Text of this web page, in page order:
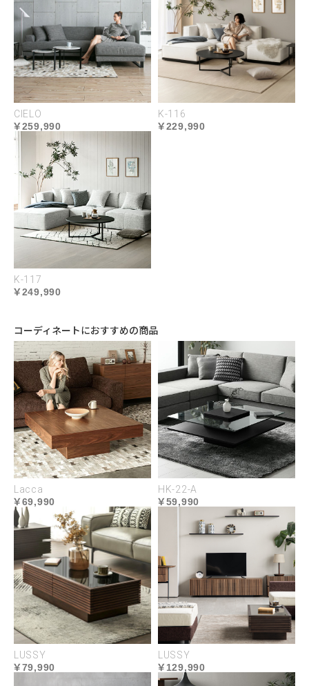
のあらゆる場面に寄り添います。
シックな風格を醸すウォールナット
材
と呼ばれる独特の模様は存在感があります。木目の
きめが細かく、しっとりとした滑らかな質感です。
均一で上品な木目のオーク材
端正な木目は繊細で美しく、凹凸のある手触りはオ
ーク材ならではの味わいのある質感です。艶のある
木肌は光の加減で変わり、豊かな表情を楽しめま
CIELO
259,990
K-116
229,990
K-117
249,990
コーディネートにおすすめの商品
Lacca
69,990
HK-22-A
59,990
LUSSY
79,990
LUSSY
129,990